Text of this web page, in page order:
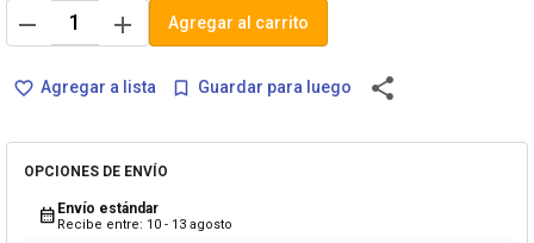
remove add Agregar al carrito
favorite_border Agregar a lista bookmark_border Guardar para luego share
OPCIONES DE ENVÍO
calendar_month Envío estándar
Recibe entre: 10 - 13 agosto